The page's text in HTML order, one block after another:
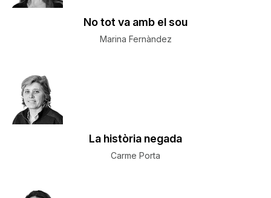
No tot va amb el sou
Marina Fernàndez
La història negada
Carme Porta